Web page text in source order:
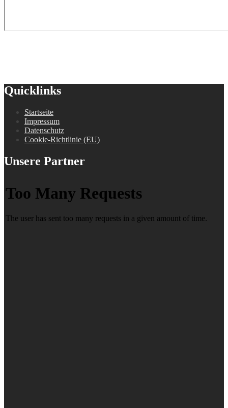
Quicklinks
Startseite
Impressum
Datenschutz
Cookie-Richtlinie (EU)
Unsere Partner